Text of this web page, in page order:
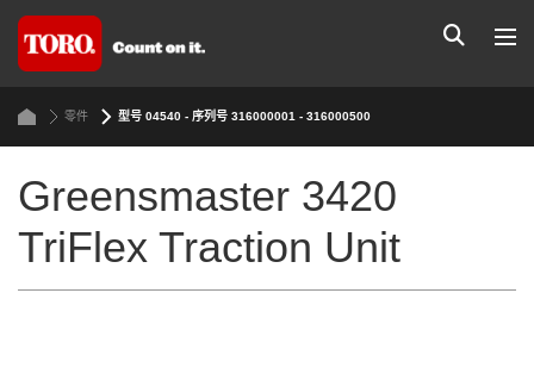
零件 型号 04540 - 序列号 316000001 - 316000500
Greensmaster 3420
TriFlex Traction Unit